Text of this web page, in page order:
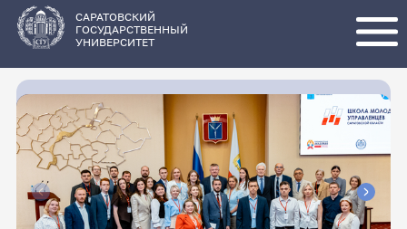
основному
содержанию
САРАТОВСКИЙ
ГОСУДАРСТВЕННЫЙ
УНИВЕРСИТЕТ